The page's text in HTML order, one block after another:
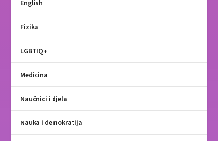
English
Fizika
LGBTIQ+
Medicina
Naučnici i djela
Nauka i demokratija